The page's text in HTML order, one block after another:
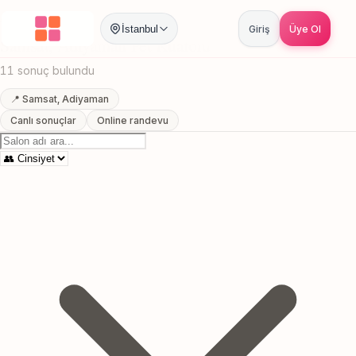
İstanbul Giriş Üye Ol
Anasayfa / Adiyaman / /
Samsat, Adiyaman Pet Kuaforu
11 sonuç bulundu
📍 Samsat, Adiyaman
Canlı sonuçlar
Online randevu